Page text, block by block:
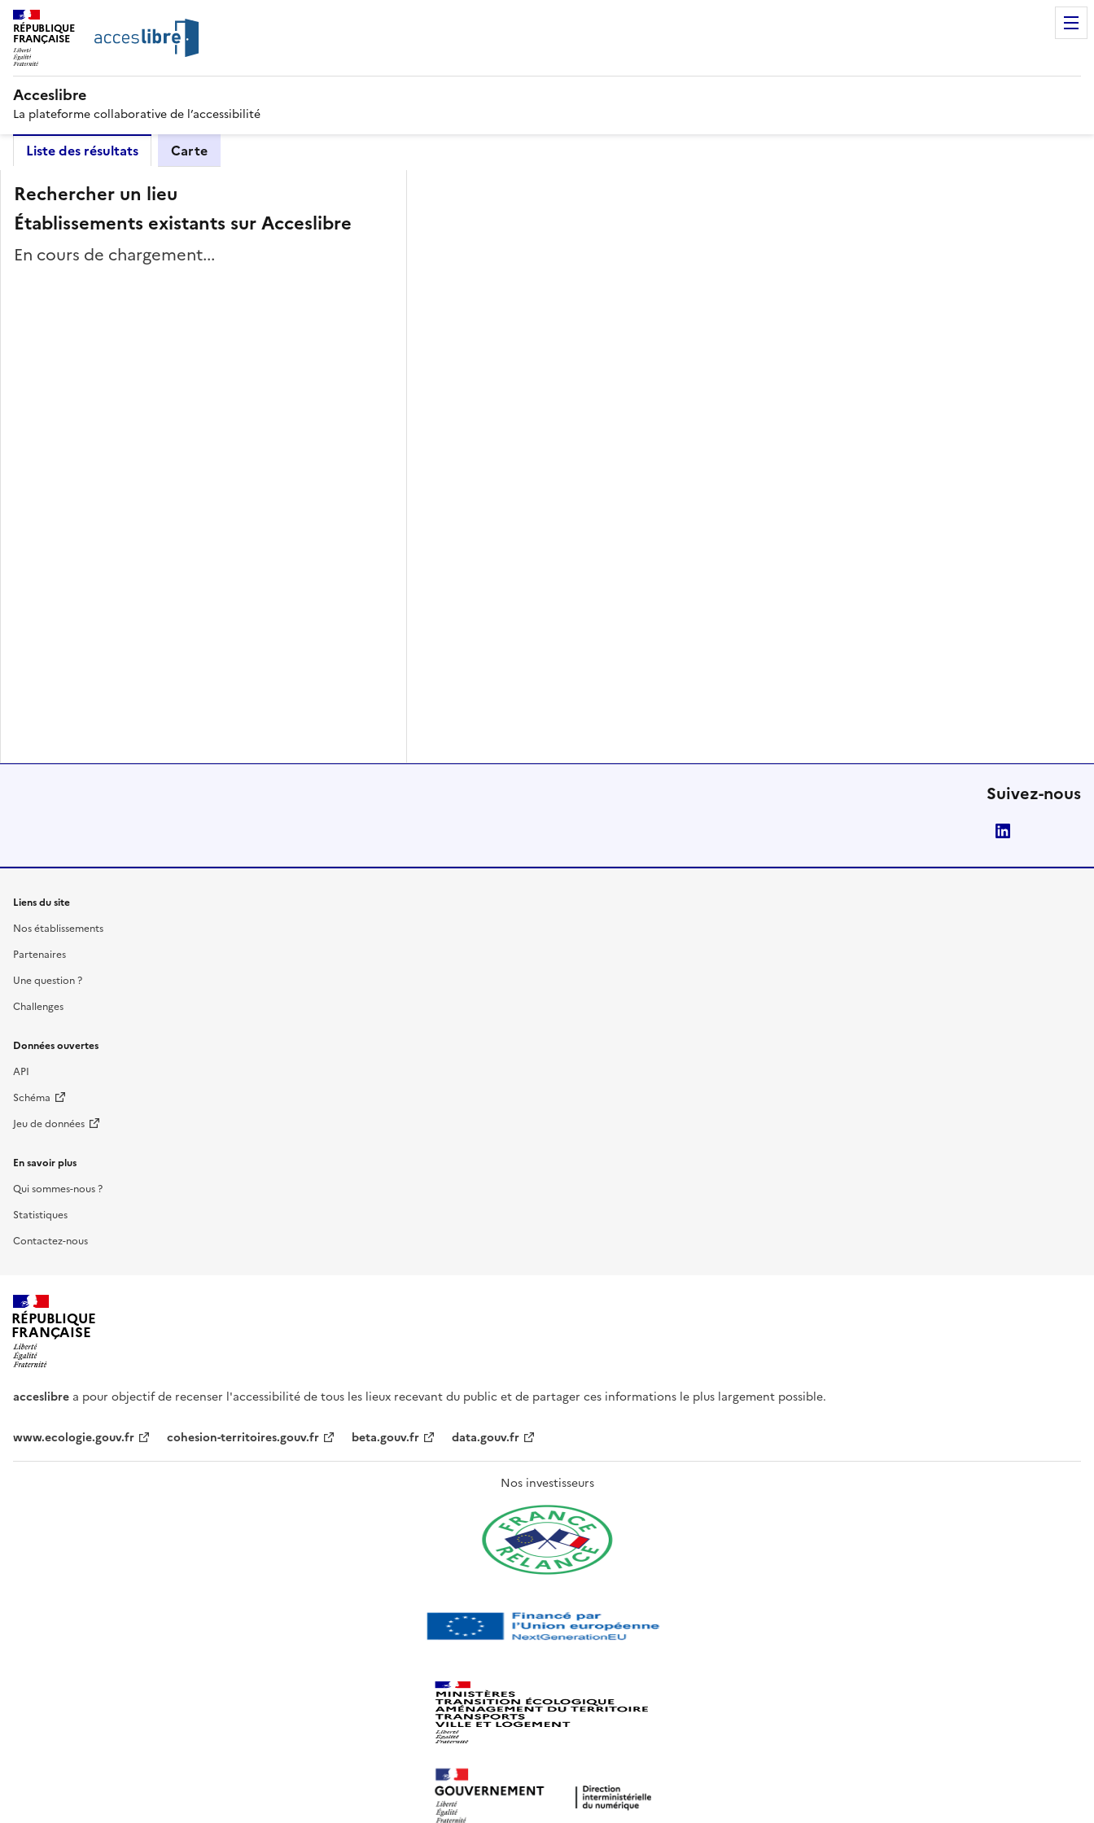
RÉPUBLIQUE
FRANÇAISE
Acceslibre
La plateforme collaborative de l’accessibilité
Liste des résultats Carte
Rechercher un lieu
Établissements existants sur Acceslibre
En cours de chargement...
Suivez-nous
Liens du site
Nos établissements
Partenaires
Une question ?
Challenges
Données ouvertes
API
Schéma
Jeu de données
En savoir plus
Qui sommes-nous ?
Statistiques
Contactez-nous
RÉPUBLIQUE
FRANÇAISE
acceslibre a pour objectif de recenser l'accessibilité de tous les lieux recevant du public et de partager ces informations le plus largement possible.
www.ecologie.gouv.fr cohesion-territoires.gouv.fr beta.gouv.fr data.gouv.fr
Nos investisseurs